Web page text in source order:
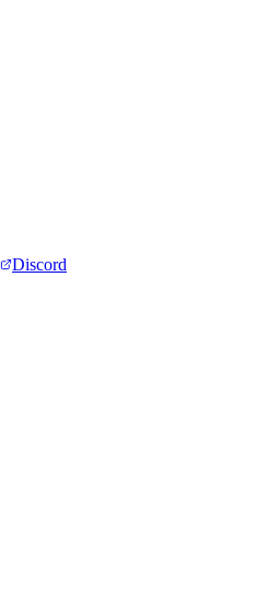
Discord